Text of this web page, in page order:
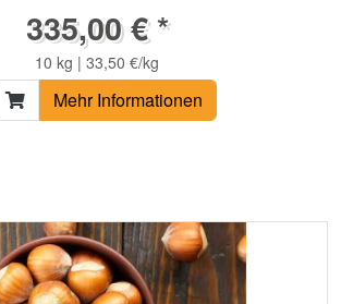
335,00 € *
10 kg | 33,50 €/kg
Mehr Informationen